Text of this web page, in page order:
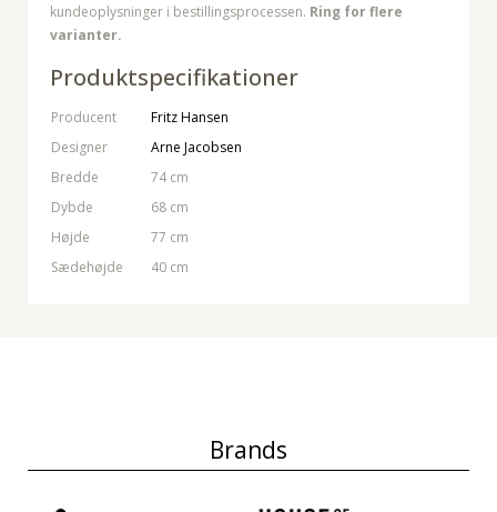
kundeoplysninger i bestillingsprocessen. Ring for flere
varianter.
Produktspecifikationer
Producent
Fritz Hansen
Designer
Arne Jacobsen
Bredde
74 cm
Dybde
68 cm
Højde
77 cm
Sædehøjde
40 cm
Brands